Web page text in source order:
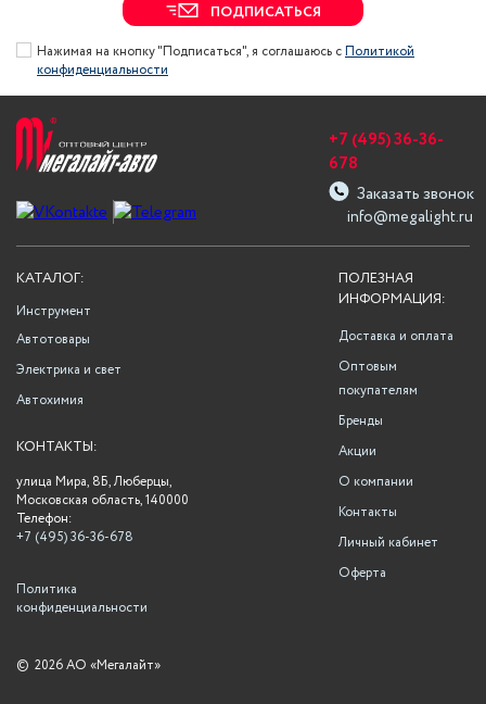
ПОДПИСАТЬСЯ
Нажимая на кнопку "Подписаться", я соглашаюсь сПолитикой
конфиденциальности
info@megalight.ru
+7 (495) 36-36-
678
Заказать звонок
ПОЛЕЗНАЯ
ИНФОРМАЦИЯ:
Доставка и оплата
Оптовым
покупателям
Бренды
Акции
О компании
Контакты
Личный кабинет
Оферта
КАТАЛОГ:
Инструмент
Автотовары
Электрика и свет
Автохимия
КОНТАКТЫ:
улица Мира, 8Б, Люберцы,
Московская область, 140000
Телефон:
+7 (495) 36-36-678
Политика
конфиденциальности
© 2026 АО «Мегалайт»